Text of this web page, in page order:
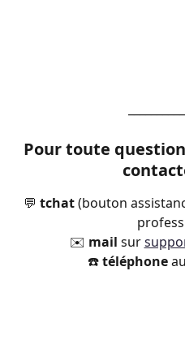
Pour toute
💬 tchat (bouton
✉️ mail sur
☎️ téléphone